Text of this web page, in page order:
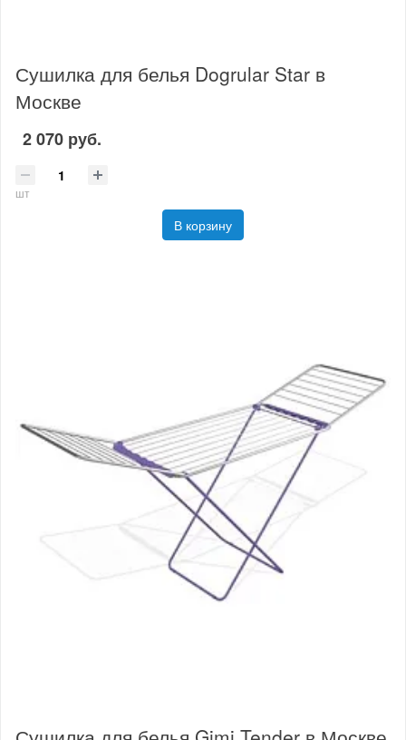
Сушилка для белья Dogrular Star в
Москве
2 070 руб.
шт
В корзину